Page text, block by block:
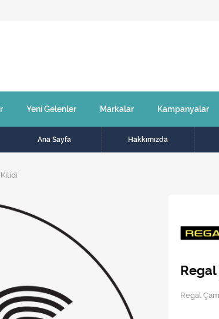
Yeni Gelenler Markalar Kampanyalar
Ana Sayfa Hakkımızda
Regal
Regal